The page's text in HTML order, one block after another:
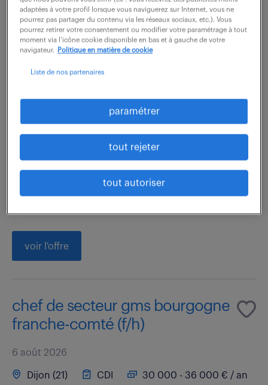
voir l'offre
technicien de maintenance (f/h)
6 août 2026
Dijon (21) CDI 38 000 - 40 000 € / an
Vos responsabilités consisteront à assurer la
maintenance (curative, corrective, préventive) des
machines ou des installations de production et
voir l'offre
chef de secteur gms bourgogne
franche-comté (f/h)
6 août 2026
Dijon (21) CDI 30 000 - 36 000 € / an
adaptées à votre profil lorsque vous naviguerez sur Internet, vous ne
pourrez pas partager du contenu via les réseaux sociaux, etc.). Vous
pourrez retirer votre consentement ou modifier votre paramétrage à tout
moment via l’icône cookie disponible en bas et à gauche de votre
navigateur.
Politique en matière de cookie
Liste de nos partenaires
paramétrer
tout rejeter
tout autoriser